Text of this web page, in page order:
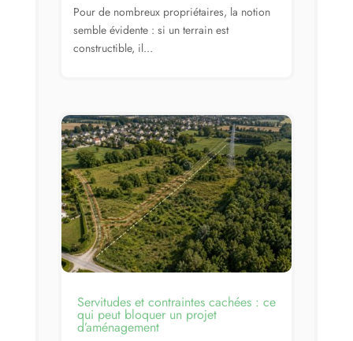
Pour de nombreux propriétaires, la notion
semble évidente : si un terrain est
constructible, il...
Servitudes et contraintes cachées : ce
qui peut bloquer un projet
d’aménagement